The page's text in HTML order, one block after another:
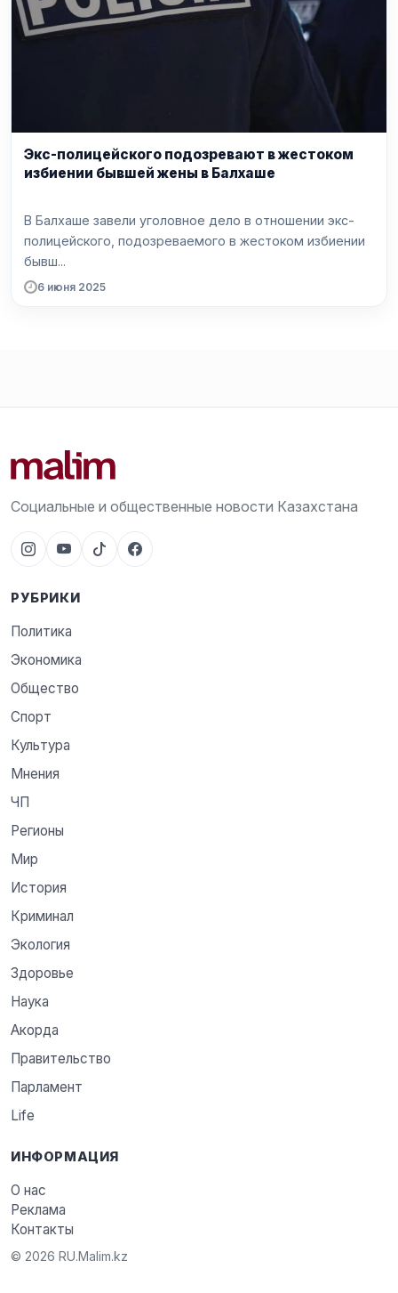
Экс-полицейского подозревают в жестоком
избиении бывшей жены в Балхаше
В Балхаше завели уголовное дело в отношении экс-
полицейского, подозреваемого в жестоком избиении
бывш...
6 июня 2025
Социальные и общественные новости Казахстана
РУБРИКИ
Политика
Экономика
Общество
Спорт
Культура
Мнения
ЧП
Регионы
Мир
История
Криминал
Экология
Здоровье
Наука
Акорда
Правительство
Парламент
Life
ИНФОРМАЦИЯ
О нас
Реклама
Контакты
© 2026 RU.Malim.kz